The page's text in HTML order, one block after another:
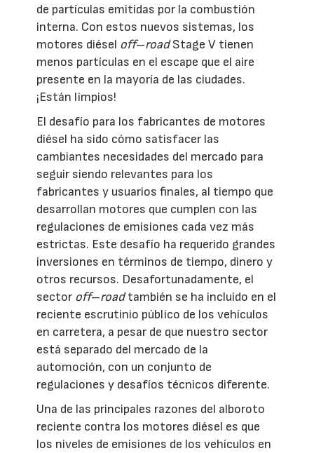
de partículas emitidas por la combustión
interna. Con estos nuevos sistemas, los
motores diésel off–roadStage V tienen
menos partículas en el escape que el aire
presente en la mayoría de las ciudades.
¡Están limpios!
El desafío para los fabricantes de motores
diésel ha sido cómo satisfacer las
cambiantes necesidades del mercado para
seguir siendo relevantes para los
fabricantes y usuarios finales, al tiempo que
desarrollan motores que cumplen con las
regulaciones de emisiones cada vez más
estrictas. Este desafío ha requerido grandes
inversiones en términos de tiempo, dinero y
otros recursos. Desafortunadamente, el
sector off–roadtambién se ha incluido en el
reciente escrutinio público de los vehículos
en carretera, a pesar de que nuestro sector
está separado del mercado de la
automoción, con un conjunto de
regulaciones y desafíos técnicos diferente.
Una de las principales razones del alboroto
reciente contra los motores diésel es que
los niveles de emisiones de los vehículos en